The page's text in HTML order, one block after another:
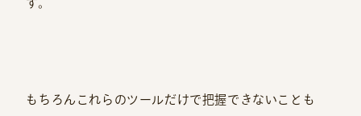
す。
もちろんこれらのツールだけで把握できないことも